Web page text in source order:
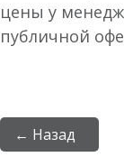
цены у
публичной
← Назад